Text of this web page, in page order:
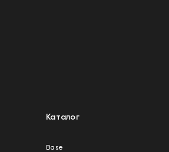
Каталог
Base